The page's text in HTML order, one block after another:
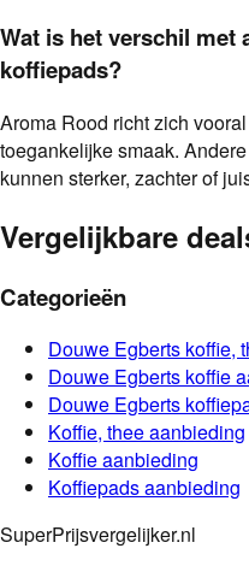
Wat is het verschil met
koffiepads?
Aroma Rood richt zich
toegankelijke smaak.
kunnen sterker, zachter of
Vergelijkbare
Categorieën
Douwe Egberts koffie,
Douwe Egberts koffie
Douwe Egberts
Koffie, theeaanbieding
Koffieaanbieding
Koffiepadsaanbieding
SuperPrijsvergelijker.nl